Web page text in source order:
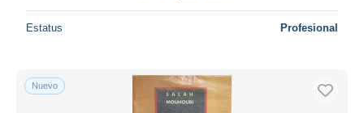
Estatus Profesional
Nuevo